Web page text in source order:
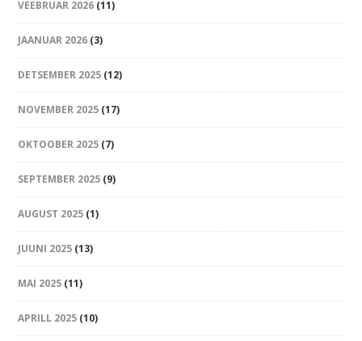
VEEBRUAR 2026 (11)
JAANUAR 2026 (3)
DETSEMBER 2025 (12)
NOVEMBER 2025 (17)
OKTOOBER 2025 (7)
SEPTEMBER 2025 (9)
AUGUST 2025 (1)
JUUNI 2025 (13)
MAI 2025 (11)
APRILL 2025 (10)